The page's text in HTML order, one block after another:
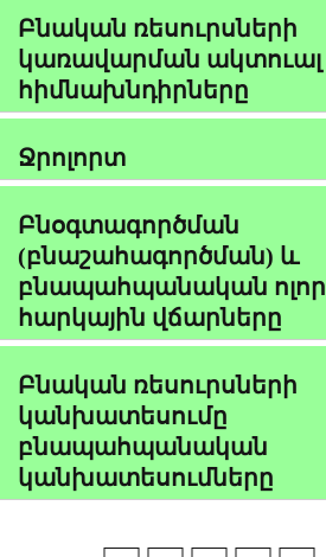
Բնական ռեսուրսների
կառավարման ակտուալ
հիմնախնդիրները
Ջրոլորտ
Բնօգտագործման
(բնաշահագործման) և
բնապահպանական
հարկային վճարները
Բնական ռեսուրսների
կանխատեսումը
բնապահպանական
կանխատեսումները